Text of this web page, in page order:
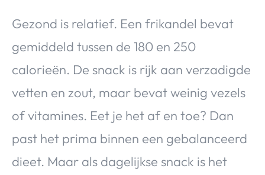
Gezond is relatief. Een frikandel bevat
gemiddeld tussen de 180 en 250
calorieën. De snack is rijk aan verzadigde
vetten en zout, maar bevat weinig vezels
of vitamines. Eet je het af en toe? Dan
past het prima binnen een gebalanceerd
dieet. Maar als dagelijkse snack is het